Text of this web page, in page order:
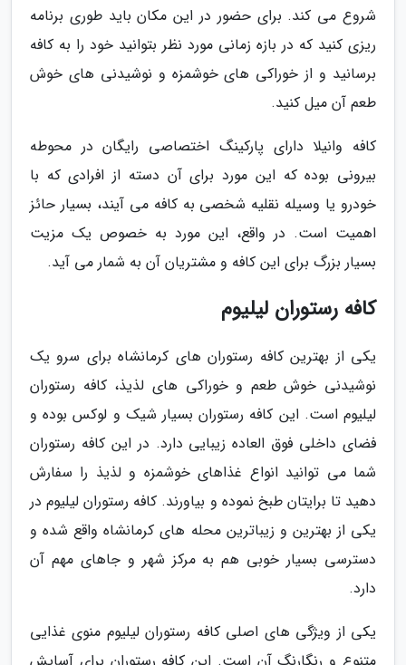
شروع می کند. برای حضور در این مکان باید طوری برنامه
ریزی کنید که در بازه زمانی مورد نظر بتوانید خود را به کافه
برسانید و از خوراکی های خوشمزه و نوشیدنی های خوش
طعم آن میل کنید.
کافه وانیلا دارای پارکینگ اختصاصی رایگان در محوطه
بیرونی بوده که این مورد برای آن دسته از افرادی که با
خودرو یا وسیله نقلیه شخصی به کافه می آیند، بسیار حائز
اهمیت است. در واقع، این مورد به خصوص یک مزیت
بسیار بزرگ برای این کافه و مشتریان آن به شمار می آید.
کافه رستوران لیلیوم
یکی از بهترین کافه رستوران های کرمانشاه برای سرو یک
نوشیدنی خوش طعم و خوراکی های لذیذ، کافه رستوران
لیلیوم است. این کافه رستوران بسیار شیک و لوکس بوده و
فضای داخلی فوق العاده زیبایی دارد. در این کافه رستوران
شما می توانید انواع غذاهای خوشمزه و لذیذ را سفارش
دهید تا برایتان طبخ نموده و بیاورند. کافه رستوران لیلیوم در
یکی از بهترین و زیباترین محله های کرمانشاه واقع شده و
دسترسی بسیار خوبی هم به مرکز شهر و جاهای مهم آن
دارد.
یکی از ویژگی های اصلی کافه رستوران لیلیوم منوی غذایی